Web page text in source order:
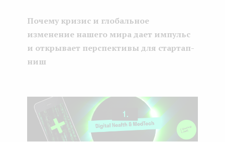
Почему кризис и глобальное
изменение нашего мира дает импульс
и открывает перспективы для стартап-
ниш